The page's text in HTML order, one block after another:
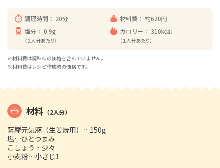
調理時間： 20分 材料費： 約620円
塩分： 0.9g
（１人分あたり）
カロリー： 310kcal
（１人分あたり）
※材料費は調味料の価格を含んでいません。
※材料費はレシピ作成時の価格です。
材料 （2人分）
薩摩元気豚（生姜焼用）…150g
塩…ひとつまみ
こしょう…少々
小麦粉…小さじ1